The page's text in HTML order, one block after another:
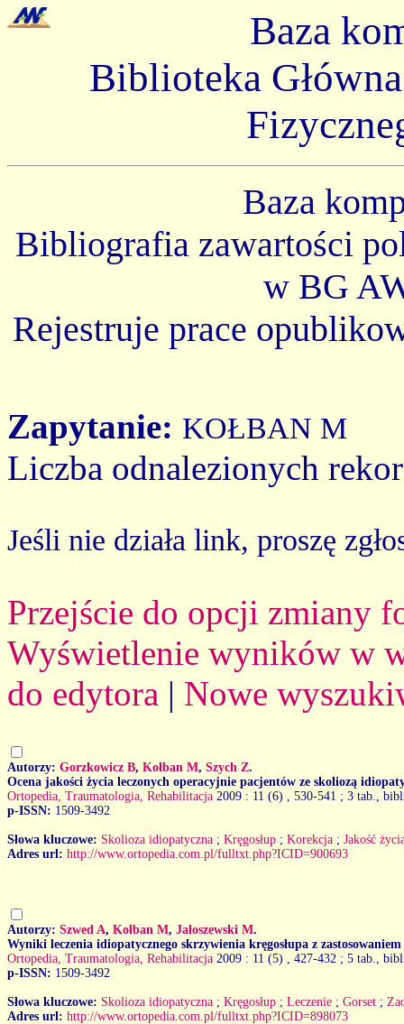
Baza
Biblioteka
Baza
Bibliografia zawartości
w BG
Rejestruje prace
Zapytanie: KOŁBAN M
Liczba odnalezionych
Jeśli nie działa link, proszę
Przejście do opcji zmiany
Wyświetlenie wyników w
do edytora | Nowe
Autorzy: Gorzkowicz B, Kołban M, Szych Z.
Ocena jakości życia leczonych operacyjnie pacjentów ze skoliozą
Ortopedia, Traumatologia, Rehabilitacja 2009 : 11 (6)
, 530-541 ; 3 tab.,
p-ISSN: 1509-3492
Słowa kluczowe: Skolioza idiopatyczna ; Kręgosłup ; Korekcja ; Jakość
Adres url: http://www.ortopedia.com.pl/fulltxt.php?ICID=900693
Autorzy: Szwed A, Kołban M, Jałoszewski M.
Wyniki leczenia idiopatycznego skrzywienia kręgosłupa z
Ortopedia, Traumatologia, Rehabilitacja 2009 : 11 (5)
, 427-432 ; 5 tab.,
p-ISSN: 1509-3492
Słowa kluczowe: Skolioza idiopatyczna ; Kręgosłup ; Leczenie ; Gorset ;
Adres url: http://www.ortopedia.com.pl/fulltxt.php?ICID=898073